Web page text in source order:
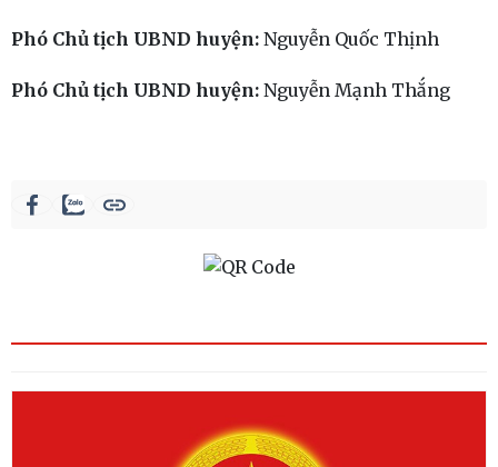
Phó Chủ tịch UBND huyện: Nguyễn Quốc Thịnh
Phó Chủ tịch UBND huyện: Nguyễn Mạnh Thắng